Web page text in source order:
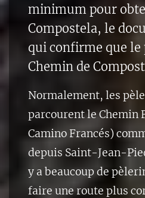
minimum pour
Compostela, le
qui confirme que
Chemin de
Normalement, les
parcourent le Chemin
Camino Francés)
depuis Saint-Jean-
y a beaucoup de
faire une route plus